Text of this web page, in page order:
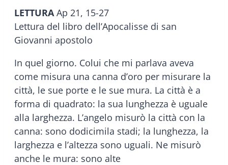
LETTURA Ap 21, 15-27
Lettura del libro dell’Apocalisse di san
Giovanni apostolo
In quel giorno. Colui che mi parlava aveva
come misura una canna d’oro per misurare la
città, le sue porte e le sue mura. La città è a
forma di quadrato: la sua lunghezza è uguale
alla larghezza. L’angelo misurò la città con la
canna: sono dodicimila stadi; la lunghezza, la
larghezza e l’altezza sono uguali. Ne misurò
anche le mura: sono alte